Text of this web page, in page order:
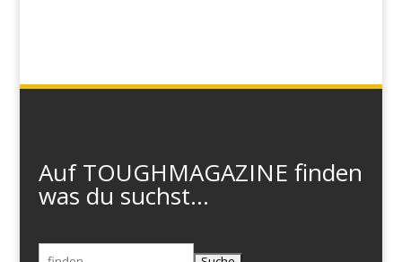
Auf TOUGHMAGAZINE finden
was du suchst...
Suchen